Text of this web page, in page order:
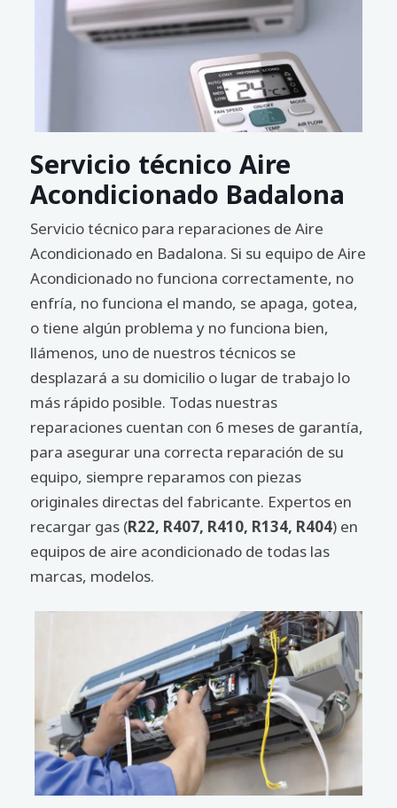
Servicio técnico Aire
Acondicionado Badalona
Servicio técnico para reparaciones de Aire
Acondicionado en Badalona. Si su equipo de Aire
Acondicionado no funciona correctamente, no
enfría, no funciona el mando, se apaga, gotea,
o tiene algún problema y no funciona bien,
llámenos, uno de nuestros técnicos se
desplazará a su domicilio o lugar de trabajo lo
más rápido posible. Todas nuestras
reparaciones cuentan con 6 meses de garantía,
para asegurar una correcta reparación de su
equipo, siempre reparamos con piezas
originales directas del fabricante. Expertos en
recargar gas (R22, R407, R410, R134, R404) en
equipos de aire acondicionado de todas las
marcas, modelos.